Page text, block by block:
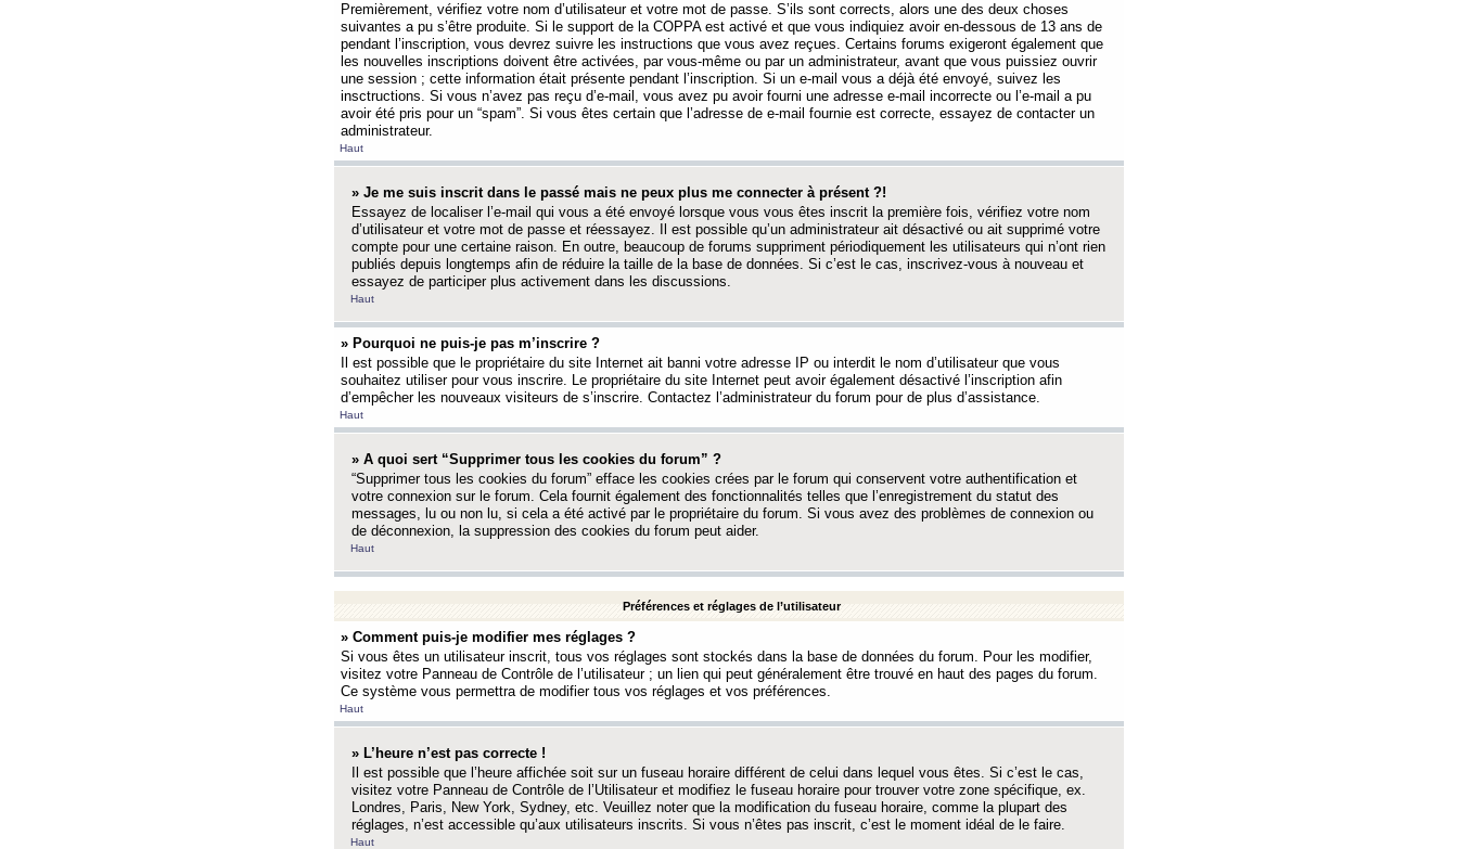
Premièrement, vérifiez votre nom d’utilisateur et votre mot de passe. S’ils sont corrects, alors une des deux choses
suivantes a pu s’être produite. Si le support de la COPPA est activé et que vous indiquiez avoir en-dessous de 13 ans de
pendant l’inscription, vous devrez suivre les instructions que vous avez reçues. Certains forums exigeront également que
les nouvelles inscriptions doivent être activées, par vous-même ou par un administrateur, avant que vous puissiez ouvrir
une session ; cette information était présente pendant l’inscription. Si un e-mail vous a déjà été envoyé, suivez les
insctructions. Si vous n’avez pas reçu d’e-mail, vous avez pu avoir fourni une adresse e-mail incorrecte ou l’e-mail a pu
avoir été pris pour un “spam”. Si vous êtes certain que l’adresse de e-mail fournie est correcte, essayez de contacter un
administrateur.
Haut
» Je me suis inscrit dans le passé mais ne peux plus me connecter à présent ?!
Essayez de localiser l’e-mail qui vous a été envoyé lorsque vous vous êtes inscrit la première fois, vérifiez votre nom
d’utilisateur et votre mot de passe et réessayez. Il est possible qu’un administrateur ait désactivé ou ait supprimé votre
compte pour une certaine raison. En outre, beaucoup de forums suppriment périodiquement les utilisateurs qui n’ont rien
publiés depuis longtemps afin de réduire la taille de la base de données. Si c’est le cas, inscrivez-vous à nouveau et
essayez de participer plus activement dans les discussions.
Haut
» Pourquoi ne puis-je pas m’inscrire ?
Il est possible que le propriétaire du site Internet ait banni votre adresse IP ou interdit le nom d’utilisateur que vous
souhaitez utiliser pour vous inscrire. Le propriétaire du site Internet peut avoir également désactivé l’inscription afin
d’empêcher les nouveaux visiteurs de s’inscrire. Contactez l’administrateur du forum pour de plus d’assistance.
Haut
» A quoi sert “Supprimer tous les cookies du forum” ?
“Supprimer tous les cookies du forum” efface les cookies crées par le forum qui conservent votre authentification et
votre connexion sur le forum. Cela fournit également des fonctionnalités telles que l’enregistrement du statut des
messages, lu ou non lu, si cela a été activé par le propriétaire du forum. Si vous avez des problèmes de connexion ou
de déconnexion, la suppression des cookies du forum peut aider.
Haut
Préférences et réglages de l’utilisateur
» Comment puis-je modifier mes réglages ?
Si vous êtes un utilisateur inscrit, tous vos réglages sont stockés dans la base de données du forum. Pour les modifier,
visitez votre Panneau de Contrôle de l’utilisateur ; un lien qui peut généralement être trouvé en haut des pages du forum.
Ce système vous permettra de modifier tous vos réglages et vos préférences.
Haut
» L’heure n’est pas correcte !
Il est possible que l’heure affichée soit sur un fuseau horaire différent de celui dans lequel vous êtes. Si c’est le cas,
visitez votre Panneau de Contrôle de l’Utilisateur et modifiez le fuseau horaire pour trouver votre zone spécifique, ex.
Londres, Paris, New York, Sydney, etc. Veuillez noter que la modification du fuseau horaire, comme la plupart des
réglages, n’est accessible qu’aux utilisateurs inscrits. Si vous n’êtes pas inscrit, c’est le moment idéal de le faire.
Haut